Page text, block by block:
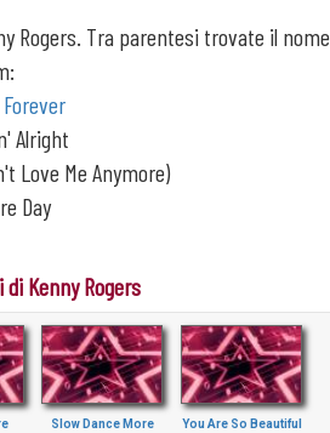
Rogers. Tra parentesi trovate il nome
Alright
Love Me Anymore)
Day
Kenny Rogers
Slow Dance More
You Are So Beautiful